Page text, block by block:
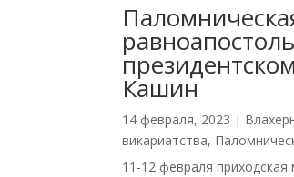
Кашин
14 февраля, 2023 |
викариатства,
11-12 февраля